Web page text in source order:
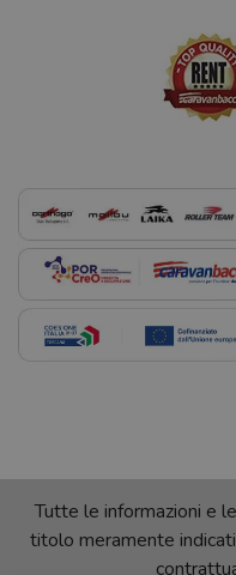
Tutte le informazioni e
titolo meramente